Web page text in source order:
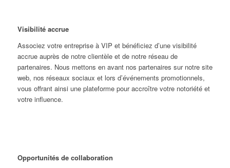
Visibilité accrue
Associez votre entreprise à VIP et bénéficiez d’une visibilité
accrue auprès de notre clientèle et de notre réseau de
partenaires. Nous mettons en avant nos partenaires sur notre site
web, nos réseaux sociaux et lors d’événements promotionnels,
vous offrant ainsi une plateforme pour accroître votre notoriété et
votre influence.
Opportunités de collaboration